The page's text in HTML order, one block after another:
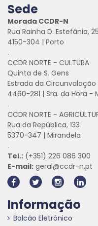
Sede
Morada CCDR-N
Rua Rainha D. Estefânia,
4150-304 | Porto
.
CCDR NORTE - CULTURA
Quinta de S. Gens
Estrada da Circunvalação
4460-281 | Sra. da Hora -
.
CCDR NORTE -
Rua da República, 133
5370-347 | Mirandela
.
Tel.: (+351) 226 086 300
E-mail: geral@ccdr-n.pt
Informação
Balcão Eletrónico